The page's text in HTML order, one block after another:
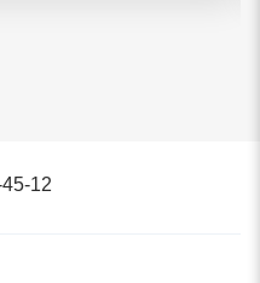
45-12